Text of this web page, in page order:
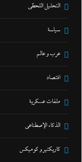
التحليل اللحظي
سياسة
عرب و عالم
اقتصاد
ملفات عسكرية
الذكاء الإصطناعي
كاريكتير و كوميكس